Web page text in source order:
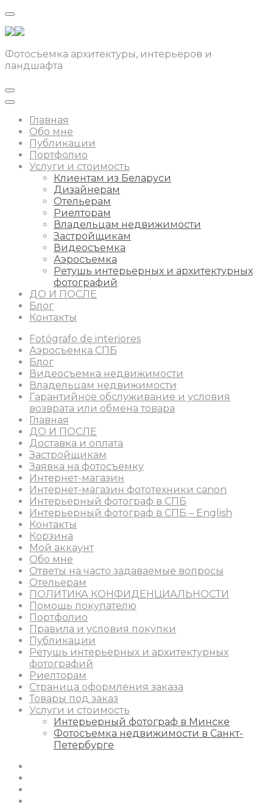
Фотосъемка архитектуры, интерьеров и
ландшафта
Главная
Обо мне
Публикации
Портфолио
Услуги и стоимость
Клиентам из Беларуси
Дизайнерам
Отельерам
Риелторам
Владельцам недвижимости
Застройщикам
Видеосъемка
Аэросъемка
Ретушь интерьерных и архитектурных
фотографий
ДО И ПОСЛЕ
Блог
Контакты
Fotógrafo de interiores
Аэросъемка СПБ
Блог
Видеосъемка недвижимости
Владельцам недвижимости
Гарантийное обслуживание и условия
возврата или обмена товара
Главная
ДО И ПОСЛЕ
Доставка и оплата
Застройщикам
Заявка на фотосъемку
Интернет-магазин
Интернет-магазин фототехники canon
Интерьерный фотограф в СПБ
Интерьерный фотограф в СПБ – English
Контакты
Корзина
Мой аккаунт
Обо мне
Ответы на часто задаваемые вопросы
Отельерам
ПОЛИТИКА КОНФИДЕНЦИАЛЬНОСТИ
Помощь покупателю
Портфолио
Правила и условия покупки
Публикации
Ретушь интерьерных и архитектурных
фотографий
Риелторам
Страница оформления заказа
Товары под заказ
Услуги и стоимость
Интерьерный фотограф в Минске
Фотосъемка недвижимости в Санкт-
Петербурге